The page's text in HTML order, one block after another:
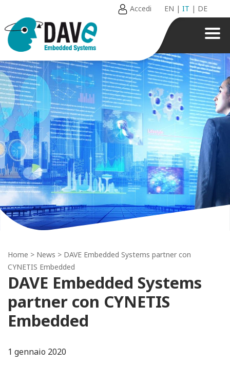
Accedi EN |IT | DE
Home > News > DAVE Embedded Systems partner con
CYNETIS Embedded
DAVE Embedded Systems
partner con CYNETIS
Embedded
1 gennaio 2020